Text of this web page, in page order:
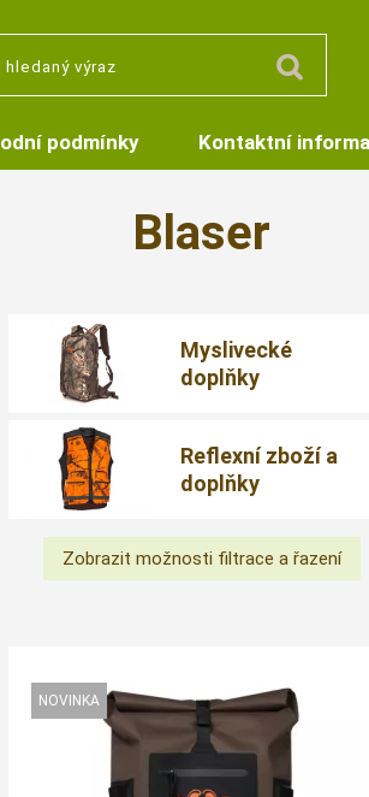
podmínky Kontaktní
Blaser
Myslivecké
doplňky
Reflexní zboží a
doplňky